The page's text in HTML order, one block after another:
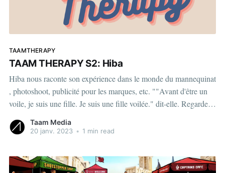
TAAMTHERAPY
TAAM THERAPY S2: Hiba
Hiba nous raconte son expérience dans le monde du mannequinat
, photoshoot, publicité pour les marques, etc. ""Avant d'être un
voile, je suis une fille. Je suis une fille voilée." dit-elle. Regardez
shared
Taam Media
20 janv. 2023 • 1 min read